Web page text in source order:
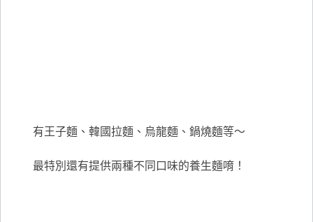
有王子麵、韓國拉麵、烏龍麵、鍋燒麵等～
最特別還有提供兩種不同口味的養生麵唷！